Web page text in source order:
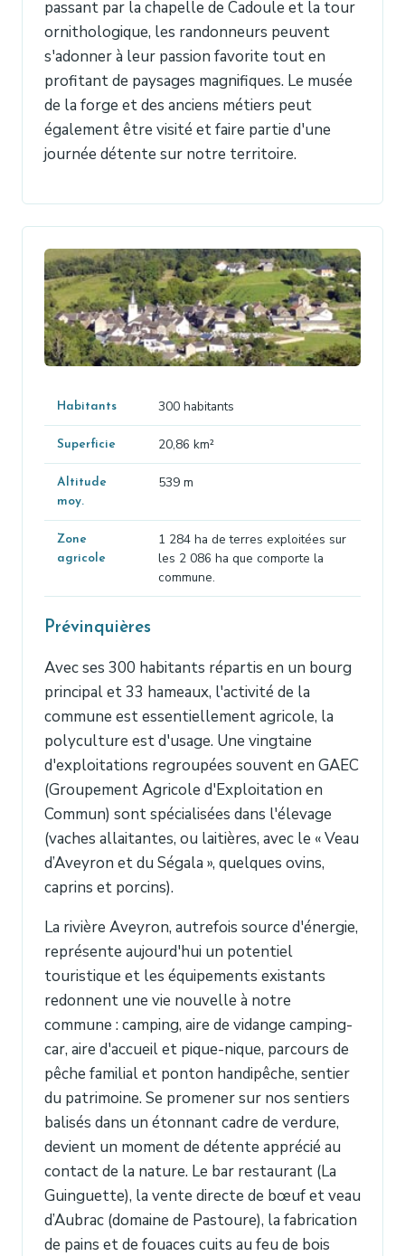
passant par la chapelle de Cadoule et la tour
ornithologique, les randonneurs peuvent
s'adonner à leur passion favorite tout en
profitant de paysages magnifiques. Le musée
de la forge et des anciens métiers peut
également être visité et faire partie d'une
journée détente sur notre territoire.
Habitants 300 habitants
Superficie 20,86 km²
Altitude
moy.
539 m
Zone
agricole
1 284 ha de terres exploitées sur
les 2 086 ha que comporte la
commune.
Prévinquières
Avec ses 300 habitants répartis en un bourg
principal et 33 hameaux, l'activité de la
commune est essentiellement agricole, la
polyculture est d'usage. Une vingtaine
d'exploitations regroupées souvent en GAEC
(Groupement Agricole d'Exploitation en
Commun) sont spécialisées dans l'élevage
(vaches allaitantes, ou laitières, avec le « Veau
d’Aveyron et du Ségala », quelques ovins,
caprins et porcins).
La rivière Aveyron, autrefois source d'énergie,
représente aujourd'hui un potentiel
touristique et les équipements existants
redonnent une vie nouvelle à notre
commune : camping, aire de vidange camping-
car, aire d'accueil et pique-nique, parcours de
pêche familial et ponton handipêche, sentier
du patrimoine. Se promener sur nos sentiers
balisés dans un étonnant cadre de verdure,
devient un moment de détente apprécié au
contact de la nature. Le bar restaurant (La
Guinguette), la vente directe de bœuf et veau
d’Aubrac (domaine de Pastoure), la fabrication
de pains et de fouaces cuits au feu de bois